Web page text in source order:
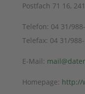
Postfach 71 16,
Telefon: 04 31/
Telefax: 04 31/
E-Mail:
Homepage: http://